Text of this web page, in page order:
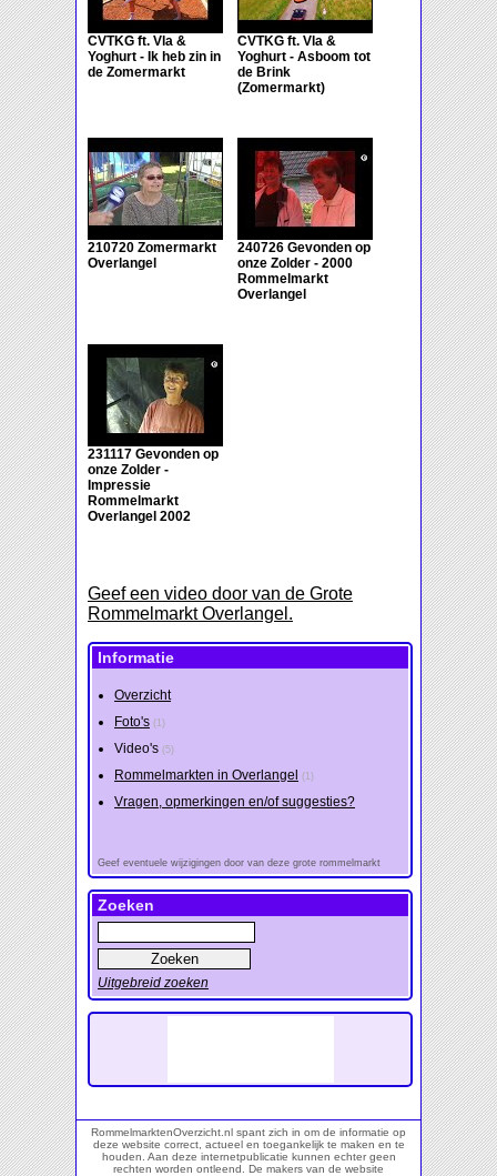
CVTKG ft. Vla &
Yoghurt - Ik heb zin in
de Zomermarkt
CVTKG ft. Vla &
Yoghurt - Asboom tot
de Brink
(Zomermarkt)
210720 Zomermarkt
Overlangel
240726 Gevonden op
onze Zolder - 2000
Rommelmarkt
Overlangel
231117 Gevonden op
onze Zolder -
Impressie
Rommelmarkt
Overlangel 2002
Geef een video door van de Grote
Rommelmarkt Overlangel.
Informatie
Overzicht
Foto's (1)
Video's (5)
Rommelmarkten in Overlangel (1)
Vragen, opmerkingen en/of suggesties?
Geef eventuele wijzigingen door van deze grote rommelmarkt
Zoeken
Uitgebreid zoeken
RommelmarktenOverzicht.nl spant zich in om de informatie op
deze website correct, actueel en toegankelijk te maken en te
houden. Aan deze internetpublicatie kunnen echter geen
rechten worden ontleend. De makers van de website